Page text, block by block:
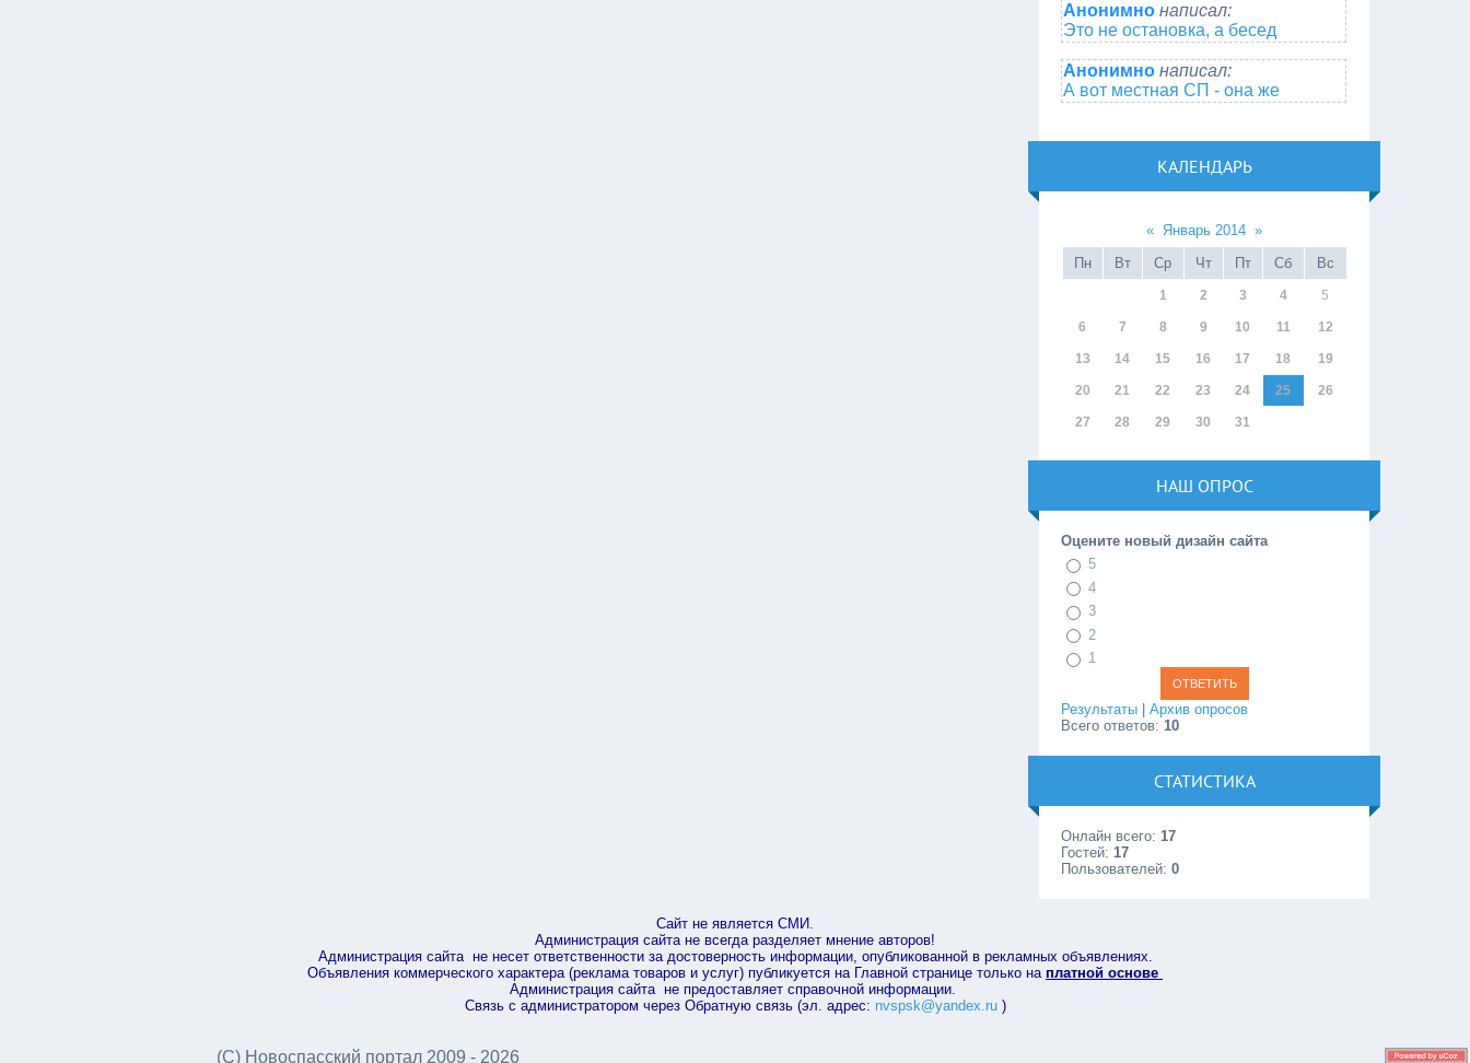
Анонимно написал:
Это не остановка, а бесед
Анонимно написал:
А вот местная СП - она же
КАЛЕНДАРЬ
« Январь 2014 »
Пн
Вт Ср Чт Пт Сб Вс
1 2 3 4 5
6 7 8 9 10 11 12
13 14 15 16 17 18 19
20 21 22 23 24 25 26
27 28 29 30 31
НАШ ОПРОС
Оцените новый дизайн сайта
5
4
3
2
1
Результаты |Архив опросов
Всего ответов: 10
СТАТИСТИКА
Онлайн всего: 17
Гостей: 17
Пользователей:0
Сайт не является СМИ.
Администрация сайта не всегда разделяет мнение авторов!
Администрация сайта не несет ответственности за достоверность информации, опубликованной в рекламных объявлениях.
Объявления коммерческого характера (реклама товаров и услуг) публикуется на Главной странице только на платной основе
Администрация сайта не предоставляет справочной информации.
Связь с администратором через Обратную связь (эл. адрес: nvspsk@yandex.ru)
(С) Новоспасский портал 2009 - 2026